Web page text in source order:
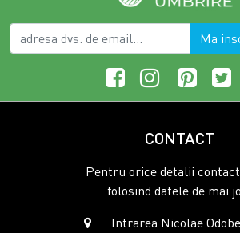
Ma
CONTACT
Pentru orice detalii
folosind datele de mai
Intrarea Nicolae